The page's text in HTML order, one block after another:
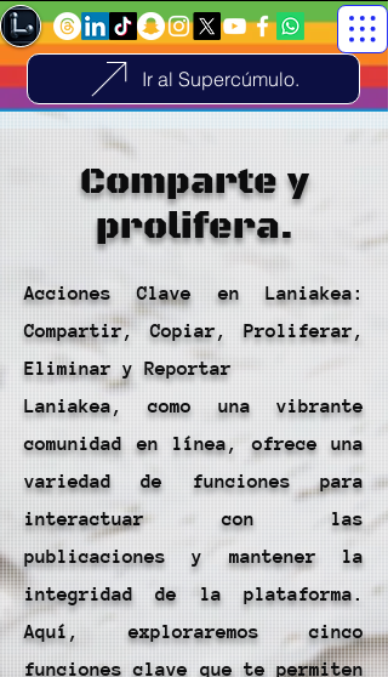
Ir al Supercúmulo.
Comparte y
prolifera.
Acciones Clave en Laniakea:
Compartir, Copiar, Proliferar,
Eliminar y Reportar
Laniakea, como una vibrante
comunidad en línea, ofrece una
variedad de funciones para
interactuar con las
publicaciones y mantener la
integridad de la plataforma.
Aquí, exploraremos cinco
funciones clave que te permiten